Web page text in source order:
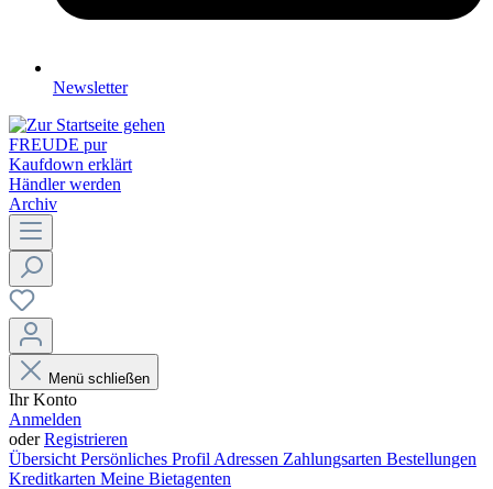
Newsletter
FREUDE pur
Kaufdown erklärt
Händler werden
Archiv
Menü schließen
Ihr Konto
Anmelden
oderRegistrieren
Übersicht Persönliches Profil Adressen Zahlungsarten Bestellungen
Kreditkarten Meine Bietagenten